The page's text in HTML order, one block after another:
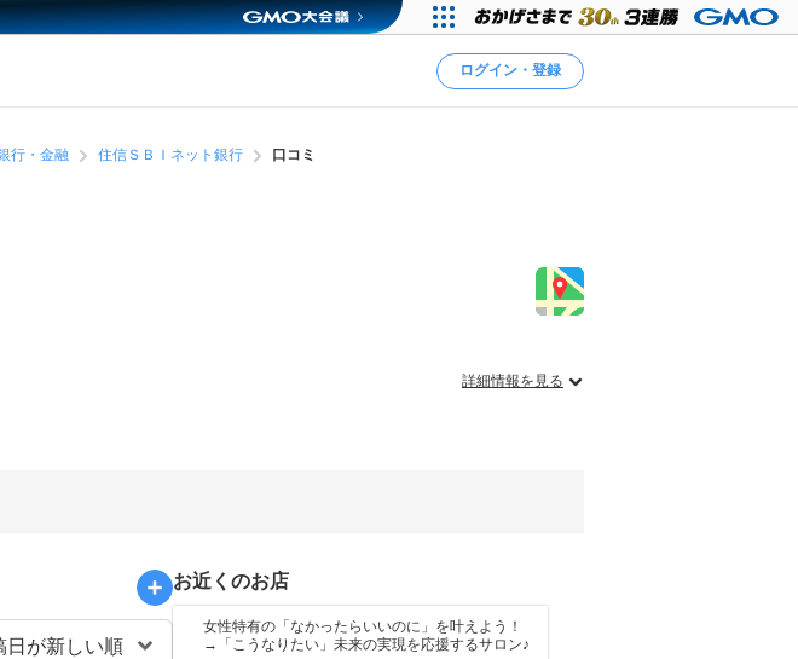
ログイン・登録
行・金融 住信ＳＢＩネット銀行 口コミ
詳細情報を見る
お近くのお店
女性特有の「なかったらいいのに」を叶えよう！
→「こうなりたい」未来の実現を応援するサロン♪